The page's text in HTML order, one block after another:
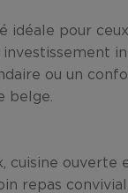
idéale pour
ou un
belge.
cuisine ouverte
repas